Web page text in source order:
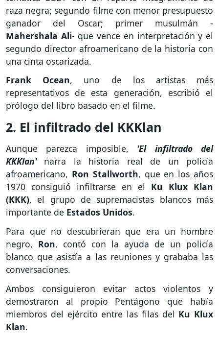
raza negra; segundo filme con menor presupuesto
ganador del Oscar; primer musulmán -
Mahershala Ali- que vence en interpretación y el
segundo director afroamericano de la historia con
una cinta oscarizada.
Frank Ocean, uno de los artistas más
representativos de esta generación, escribió el
prólogo del libro basado en el filme.
2. El infiltrado del KKKlan
Aunque parezca imposible, 'El infiltrado del
KKKlan'narra la historia real de un policía
afroamericano, Ron Stallworth, que en los años
1970 consiguió infiltrarse en el Ku Klux Klan
(KKK), el grupo de supremacistas blancos más
importante de Estados Unidos.
Para que no descubrieran que era un hombre
negro, Ron, contó con la ayuda de un policía
blanco que asistía a las reuniones y grababa las
conversaciones.
Ambos consiguieron evitar actos violentos y
demostraron al propio Pentágono que había
miembros del ejército entre las filas del Ku Klux
Klan.